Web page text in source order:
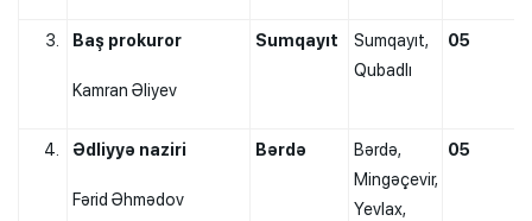
Baş prokuror
Kamran Əliyev
Sumqayıt
Sumqayıt,
Qubadlı
05
Ədliyyə naziri
Fərid Əhmədov
Bərdə
Bərdə,
Mingəçevir,
Yevlax,
05